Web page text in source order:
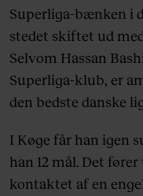
Superliga-bænken i
stedet skiftet ud
Selvom Hassan
Superliga-klub, er
den bedste danske
I Køge får han igen
han 12 mål. Det
kontaktet af en